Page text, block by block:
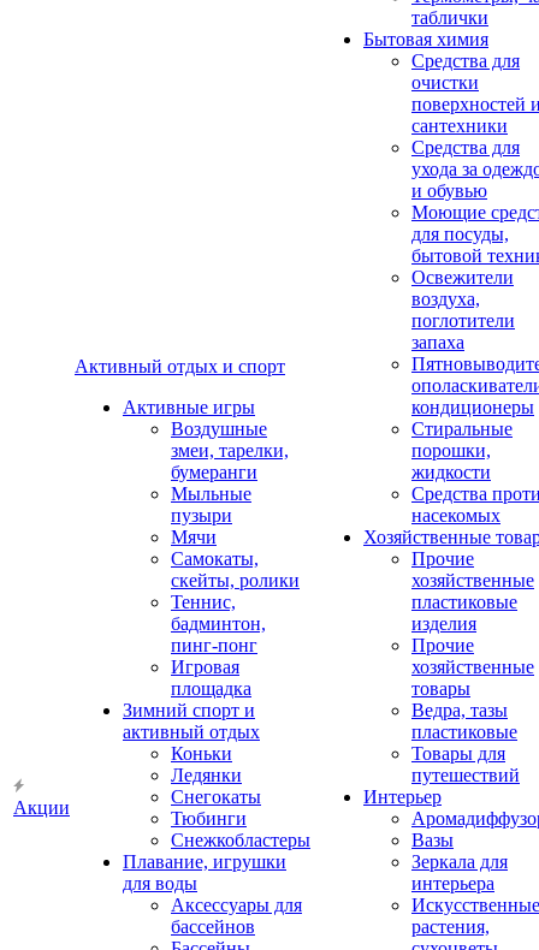
Акции
Активный отдых и спорт
Активные игры
Воздушные
змеи, тарелки,
бумеранги
Мыльные
пузыри
Мячи
Самокаты,
скейты, ролики
Теннис,
бадминтон,
пинг-понг
Игровая
площадка
Зимний спорт и
активный отдых
Коньки
Ледянки
Снегокаты
Тюбинги
Снежкобластеры
Плавание, игрушки
для воды
Аксессуары для
бассейнов
таблички
Бытовая химия
Средства для
очистки
поверхностей
сантехники
Средства для
ухода за
и обувью
Моющие
для посуды,
бытовой
Освежители
воздуха,
поглотители
запаха
кондиционеры
Стиральные
порошки,
жидкости
Средства
насекомых
Хозяйственные
Прочие
хозяйственные
пластиковые
изделия
Прочие
хозяйственные
товары
Ведра, тазы
пластиковые
Товары для
путешествий
Интерьер
Вазы
Зеркала для
интерьера
Искусственные
растения,